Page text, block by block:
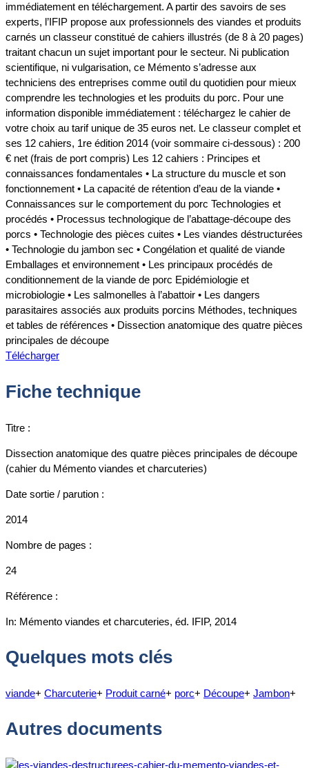
immédiatement en téléchargement. A partir des savoirs de ses
experts, l’IFIP propose aux professionnels des viandes et produits
carnés un classeur constitué de cahiers illustrés (de 8 à 20 pages)
traitant chacun un sujet important pour le secteur. Ni publication
scientifique, ni vulgarisation, ce Mémento s’adresse aux
techniciens des entreprises comme outil du quotidien pour mieux
comprendre les technologies et les produits du porc. Pour une
information disponible immédiatement : téléchargez le cahier de
votre choix au tarif unique de 35 euros net. Le classeur complet et
ses 12 cahiers, 1re édition 2014 (voir sommaire ci-dessous) : 200
€ net (frais de port compris) Les 12 cahiers : Principes et
connaissances fondamentales • La structure du muscle et son
fonctionnement • La capacité de rétention d’eau de la viande •
Connaissances sur le comportement du porc Technologies et
procédés • Processus technologique de l’abattage-découpe des
porcs • Technologie des pièces cuites • Les viandes déstructurées
• Technologie du jambon sec • Congélation et qualité de viande
Emballages et environnement • Les principaux procédés de
conditionnement de la viande de porc Epidémiologie et
microbiologie • Les salmonelles à l’abattoir • Les dangers
parasitaires associés aux produits porcins Méthodes, techniques
et tables de références • Dissection anatomique des quatre pièces
principales de découpe
Télécharger
Fiche technique
Titre :
Dissection anatomique des quatre pièces principales de découpe
(cahier du Mémento viandes et charcuteries)
Date sortie / parution :
2014
Nombre de pages :
24
Référence :
In: Mémento viandes et charcuteries, éd. IFIP, 2014
Quelques mots clés
viande+ Charcuterie+ Produit carné+ porc+ Découpe+ Jambon+
Autres documents